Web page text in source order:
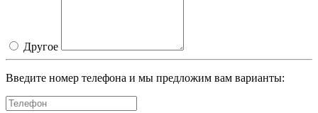
Другое
Введите номер телефона и мы предложим вам варианты: